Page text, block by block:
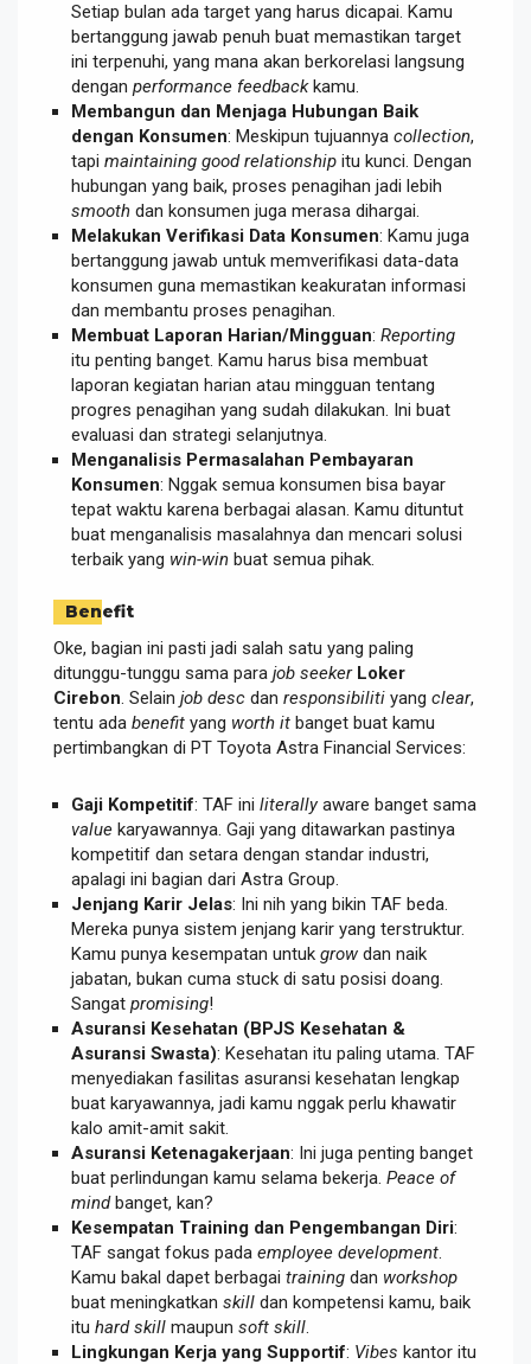
Setiap bulan ada target yang harus dicapai. Kamu
bertanggung jawab penuh buat memastikan target
ini terpenuhi, yang mana akan berkorelasi langsung
dengan performance feedbackkamu.
Membangun dan Menjaga Hubungan Baik
dengan Konsumen: Meskipun tujuannya collection,
tapi maintaining good relationship itu kunci. Dengan
hubungan yang baik, proses penagihan jadi lebih
smooth dan konsumen juga merasa dihargai.
Melakukan Verifikasi Data Konsumen: Kamu juga
bertanggung jawab untuk memverifikasi data-data
konsumen guna memastikan keakuratan informasi
dan membantu proses penagihan.
Membuat Laporan Harian/Mingguan: Reporting
itu penting banget. Kamu harus bisa membuat
laporan kegiatan harian atau mingguan tentang
progres penagihan yang sudah dilakukan. Ini buat
evaluasi dan strategi selanjutnya.
Menganalisis Permasalahan Pembayaran
Konsumen: Nggak semua konsumen bisa bayar
tepat waktu karena berbagai alasan. Kamu dituntut
buat menganalisis masalahnya dan mencari solusi
terbaik yang win-win buat semua pihak.
Benefit
Oke, bagian ini pasti jadi salah satu yang paling
ditunggu-tunggu sama para job seeker Loker
Cirebon . Selain job desc dan responsibiliti yang clear,
tentu ada benefit yang worth it banget buat kamu
pertimbangkan di PT Toyota Astra Financial Services:
Gaji Kompetitif: TAF ini literallyaware banget sama
value karyawannya. Gaji yang ditawarkan pastinya
kompetitif dan setara dengan standar industri,
apalagi ini bagian dari Astra Group.
Jenjang Karir Jelas: Ini nih yang bikin TAF beda.
Mereka punya sistem jenjang karir yang terstruktur.
Kamu punya kesempatan untuk grow dan naik
jabatan, bukan cuma stuck di satu posisi doang.
Sangat promising!
Asuransi Kesehatan (BPJS Kesehatan &
Asuransi Swasta): Kesehatan itu paling utama. TAF
menyediakan fasilitas asuransi kesehatan lengkap
buat karyawannya, jadi kamu nggak perlu khawatir
kalo amit-amit sakit.
Asuransi Ketenagakerjaan: Ini juga penting banget
buat perlindungan kamu selama bekerja. Peace of
mindbanget, kan?
Kesempatan Training dan Pengembangan Diri:
TAF sangat fokus pada employee development
Kamu bakal dapet berbagai training dan workshop
buat meningkatkan skill dan kompetensi kamu, baik
itu hard skill maupun soft skill
Lingkungan Kerja yang Supportif: Vibes kantor itu